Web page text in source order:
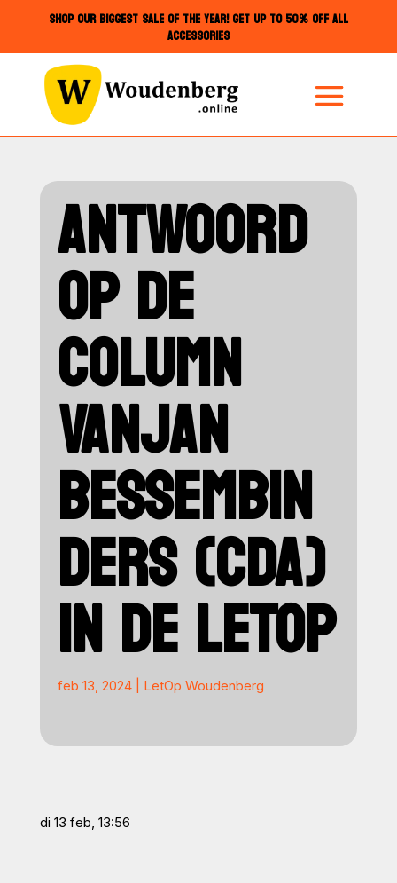
SHOP OUR BIGGEST SALE OF THE YEAR! GET UP TO 50% OFF ALL
ACCESSORIES
ANTWOORD
OP DE
COLUMN
VANJAN
BESSEMBIN
DERS (CDA)
IN DE LETOP
feb 13, 2024| LetOp Woudenberg
di 13 feb, 13:56